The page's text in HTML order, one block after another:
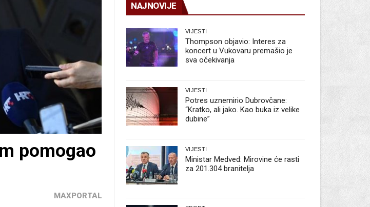
pomogao
MAXPORTAL
NAJNOVIJE
VIJESTI
Thompson objavio: Interes za
koncert u Vukovaru premašio je
sva očekivanja
VIJESTI
Potres uznemirio Dubrovčane:
“Kratko, ali jako. Kao buka iz velike
dubine”
VIJESTI
Ministar Medved: Mirovine će rasti
za 201.304 branitelja